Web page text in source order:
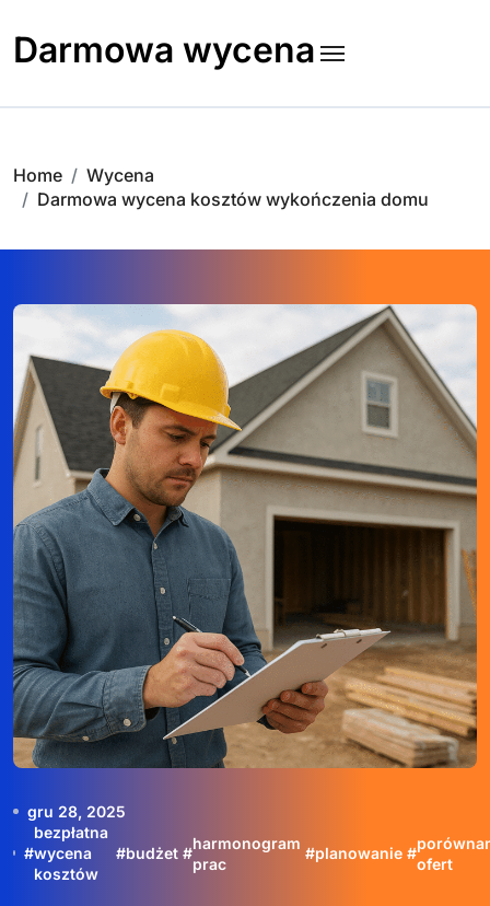
content
Darmowa wycena
Home
Wycena
Darmowa wycena kosztów wykończenia domu
gru 28, 2025
#
bezpłatna
wycena
kosztów
#budżet #
harmonogram
prac
#planowanie #
ofert